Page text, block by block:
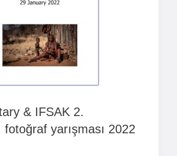
& IFSAK 2.
fotoğraf yarışması 2022